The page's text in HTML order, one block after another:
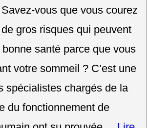
Savez-vous que vous courez
de gros risques qui peuvent
santé parce que vous
votre sommeil ? C’est une
spécialistes chargés de la
du fonctionnement de